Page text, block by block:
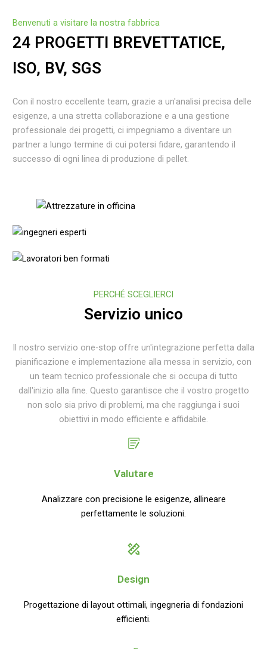
Benvenuti a visitare la nostra fabbrica
24 PROGETTI BREVETTATICE,
ISO, BV, SGS
Con il nostro eccellente team, grazie a un'analisi precisa delle
esigenze, a una stretta collaborazione e a una gestione
professionale dei progetti, ci impegniamo a diventare un
partner a lungo termine di cui potersi fidare, garantendo il
successo di ogni linea di produzione di pellet.
PERCHÉ SCEGLIERCI
Servizio unico
Il nostro servizio one-stop offre un'integrazione perfetta dalla
pianificazione e implementazione alla messa in servizio, con
un team tecnico professionale che si occupa di tutto
dall'inizio alla fine. Questo garantisce che il vostro progetto
non solo sia privo di problemi, ma che raggiunga i suoi
obiettivi in modo efficiente e affidabile.
Valutare
Analizzare con precisione le esigenze, allineare
perfettamente le soluzioni.
Design
Progettazione di layout ottimali, ingegneria di fondazioni
efficienti.